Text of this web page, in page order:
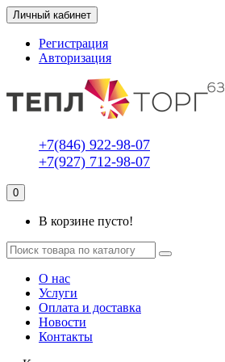
Личный кабинет
Регистрация
Авторизация
+7(846) 922-98-07
+7(927) 712-98-07
0
В корзине пусто!
О нас
Услуги
Оплата и доставка
Новости
Контакты